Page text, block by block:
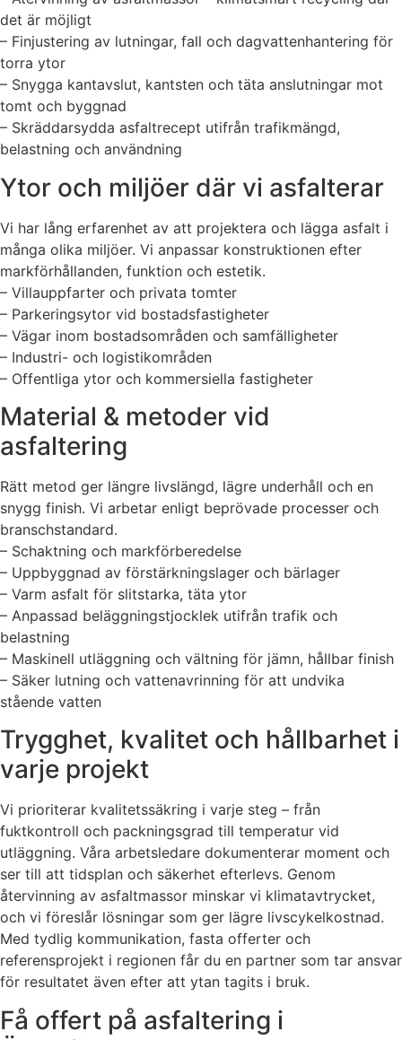
det är möjligt
– Finjustering av lutningar, fall och dagvattenhantering för
torra ytor
– Snygga kantavslut, kantsten och täta anslutningar mot
tomt och byggnad
– Skräddarsydda asfaltrecept utifrån trafikmängd,
belastning och användning
Ytor och miljöer där vi asfalterar
Vi har lång erfarenhet av att projektera och lägga asfalt i
många olika miljöer. Vi anpassar konstruktionen efter
markförhållanden, funktion och estetik.
– Villauppfarter och privata tomter
– Parkeringsytor vid bostadsfastigheter
– Vägar inom bostadsområden och samfälligheter
– Industri- och logistikområden
– Offentliga ytor och kommersiella fastigheter
Material & metoder vid
asfaltering
Rätt metod ger längre livslängd, lägre underhåll och en
snygg finish. Vi arbetar enligt beprövade processer och
branschstandard.
– Schaktning och markförberedelse
– Uppbyggnad av förstärkningslager och bärlager
– Varm asfalt för slitstarka, täta ytor
– Anpassad beläggningstjocklek utifrån trafik och
belastning
– Maskinell utläggning och vältning för jämn, hållbar finish
– Säker lutning och vattenavrinning för att undvika
stående vatten
Trygghet, kvalitet och hållbarhet i
varje projekt
Vi prioriterar kvalitetssäkring i varje steg – från
fuktkontroll och packningsgrad till temperatur vid
utläggning. Våra arbetsledare dokumenterar moment och
ser till att tidsplan och säkerhet efterlevs. Genom
återvinning av asfaltmassor minskar vi klimatavtrycket,
och vi föreslår lösningar som ger lägre livscykelkostnad.
Med tydlig kommunikation, fasta offerter och
referensprojekt i regionen får du en partner som tar ansvar
för resultatet även efter att ytan tagits i bruk.
Få offert på asfaltering i